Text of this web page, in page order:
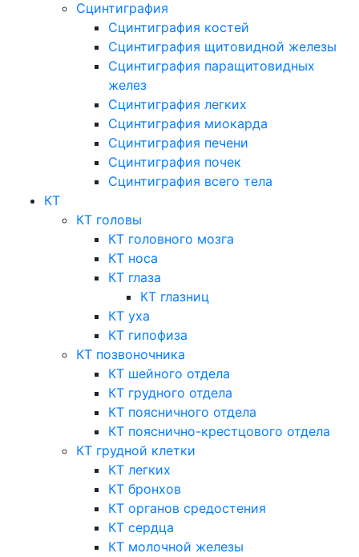
Сцинтиграфия
Сцинтиграфия костей
Сцинтиграфия щитовидной железы
Сцинтиграфия паращитовидных
желез
Сцинтиграфия легких
Сцинтиграфия миокарда
Сцинтиграфия печени
Сцинтиграфия почек
Сцинтиграфия всего тела
КТ
КТ головы
КТ головного мозга
КТ носа
КТ глаза
КТ глазниц
КТ уха
КТ гипофиза
КТ позвоночника
КТ шейного отдела
КТ грудного отдела
КТ поясничного отдела
КТ пояснично-крестцового отдела
КТ грудной клетки
КТ легких
КТ бронхов
КТ органов средостения
КТ сердца
КТ молочной железы